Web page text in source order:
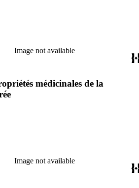
Image not available
médicinales de la
Image not available